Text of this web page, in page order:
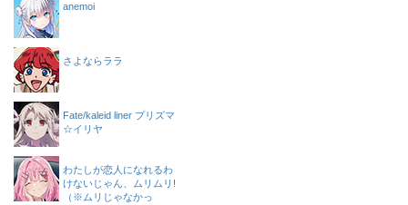
anemoi
さよならララ
Fate/kaleid liner プリズマ
☆イリヤ
わたしが恋人になれるわ
けないじゃん、ムリムリ!
（※ムリじゃなかっ